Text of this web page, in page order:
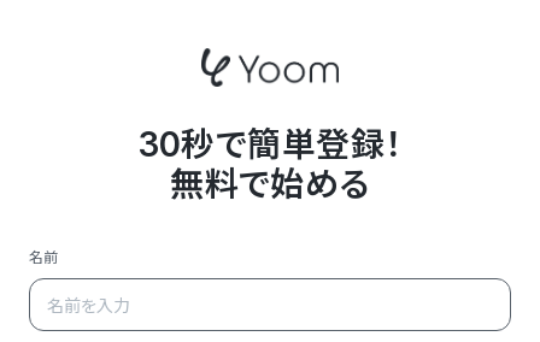
30秒で簡単登録！
無料で始める
名前